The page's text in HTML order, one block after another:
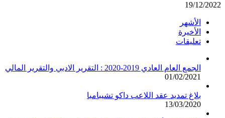
19/12/2022
الأشهر
الأخيرة
تعليقات
الجمع العام العادي 2019-2020 : التقرير الادبي والتقرير المالي
01/02/2021
بلاغ تمديد عقد اللاعب داكو تشيبامبا
13/03/2020